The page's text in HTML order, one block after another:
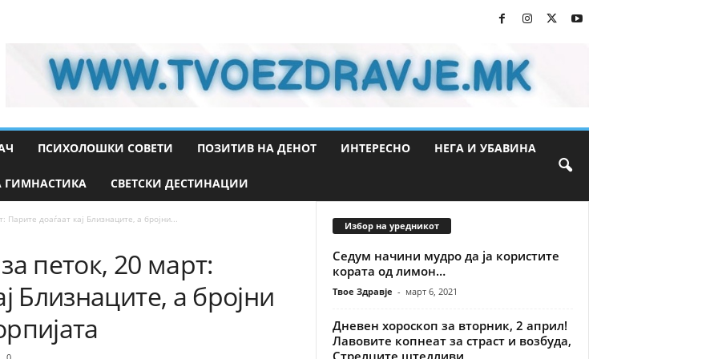
ПСИХОЛОШКИ СОВЕТИ ПОЗИТИВ НА ДЕНОТ ИНТЕРЕСНО НЕГА И УБАВИНА
ГИМНАСТИКА СВЕТСКИ ДЕСТИНАЦИИ
Парите доаѓаат кај Близнаците, а бројни...
петок, 20 март:
Близнаците, а бројни
Избор на уредникот
Седум начини мудро да ја користите
кората од лимон…
Твое Здравје - март 6, 2021
Дневен хороскоп за вторник, 2 април!
Лавовите копнеат за страст и возбуда,
Стрелците штедливи